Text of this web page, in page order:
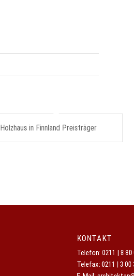
Holzhaus in Finnland Preisträger
KONTAKT
Telefon: 0211 | 8 80
Telefax: 0211 | 3 00